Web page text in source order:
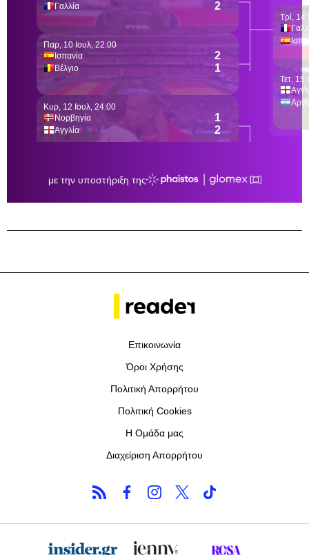
Επικοινωνία
Όροι Χρήσης
Πολιτική Απορρήτου
Πολιτική Cookies
Η Ομάδα μας
Διαχείριση Απορρήτου